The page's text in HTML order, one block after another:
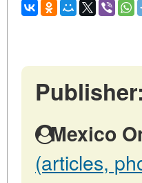
Publisher:
Mexico
(articles,